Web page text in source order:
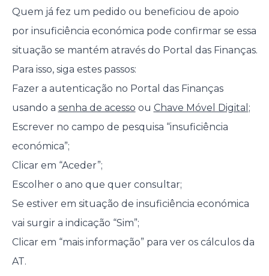
Quem já fez um pedido ou beneficiou de apoio
por insuficiência económica pode confirmar se essa
situação se mantém através do Portal das Finanças.
Para isso, siga estes passos:
Fazer a autenticação no Portal das Finanças
usando a senha de acesso ou Chave Móvel Digital ;
Escrever no campo de pesquisa “insuficiência
económica”;
Clicar em “Aceder”;
Escolher o ano que quer consultar;
Se estiver em situação de insuficiência económica
vai surgir a indicação “Sim”;
Clicar em “mais informação” para ver os cálculos da
AT.